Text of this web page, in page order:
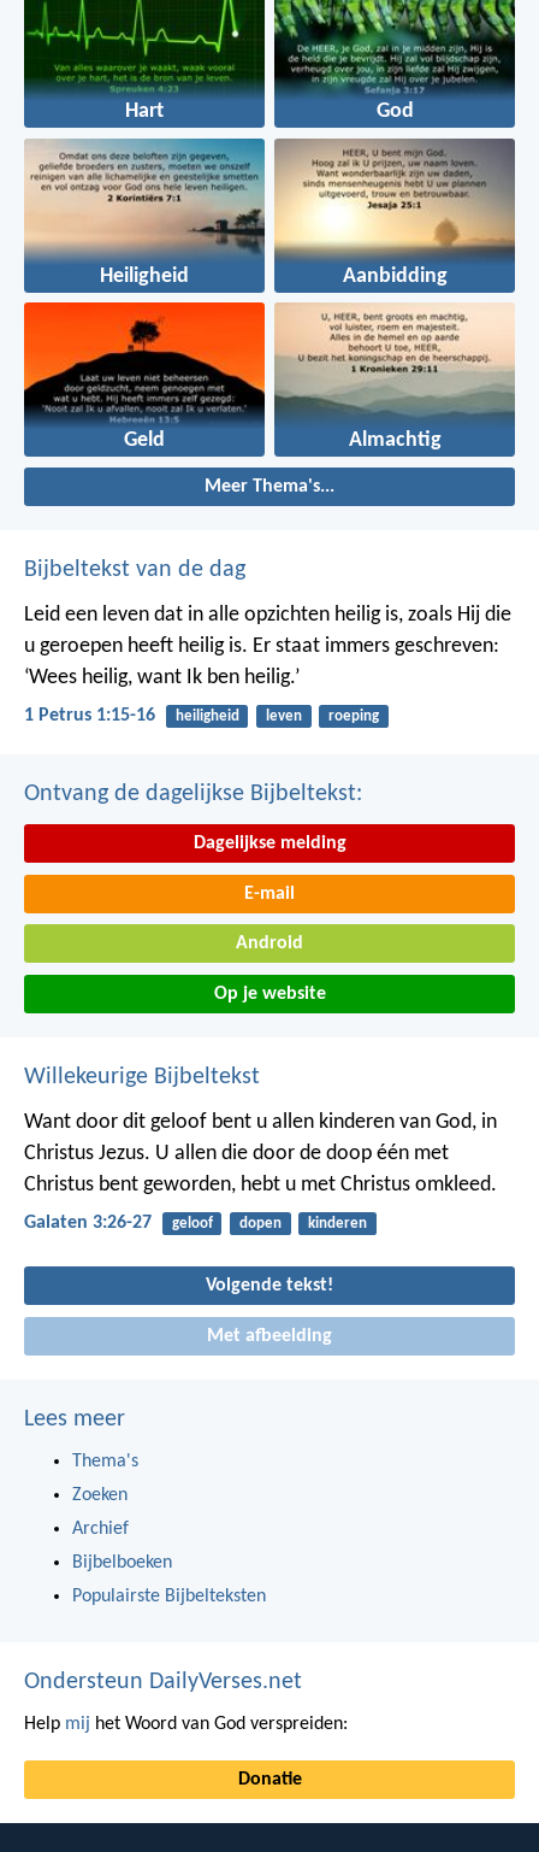
Hart God
Heiligheid Aanbidding
Geld Almachtig
Meer Thema's...
Bijbeltekst van de dag
Leid een leven dat in alle opzichten heilig is, zoals Hij die
u geroepen heeft heilig is. Er staat immers geschreven:
‘Wees heilig, want Ik ben heilig.’
1 Petrus 1:15-16 heiligheid leven roeping
Ontvang de dagelijkse Bijbeltekst:
Dagelijkse melding
E-mail
Android
Op je website
Willekeurige Bijbeltekst
Want door dit geloof bent u allen kinderen van God, in
Christus Jezus. U allen die door de doop één met
Christus bent geworden, hebt u met Christus omkleed.
Galaten 3:26-27 geloof dopen kinderen
Volgende tekst!
Met afbeelding
Lees meer
Thema's
Zoeken
Archief
Bijbelboeken
Populairste Bijbelteksten
Ondersteun DailyVerses.net
Help mij het Woord van God verspreiden:
Donatie